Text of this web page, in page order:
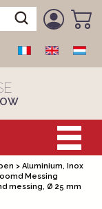
> Aluminium, Inox
Messing
messing, Ø 25 mm